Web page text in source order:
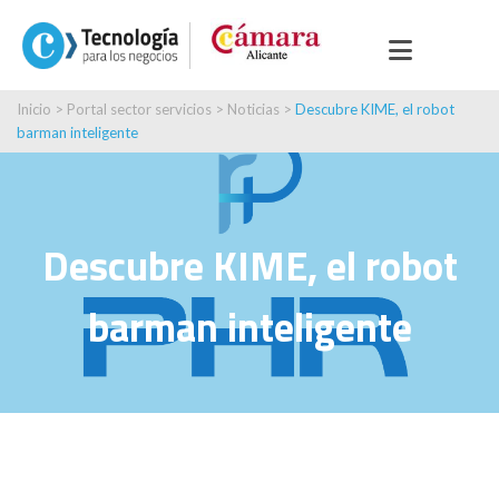
Inicio > Portal sector servicios > Noticias > Descubre KIME, el robot
barman inteligente
Descubre KIME, el robot
barman inteligente